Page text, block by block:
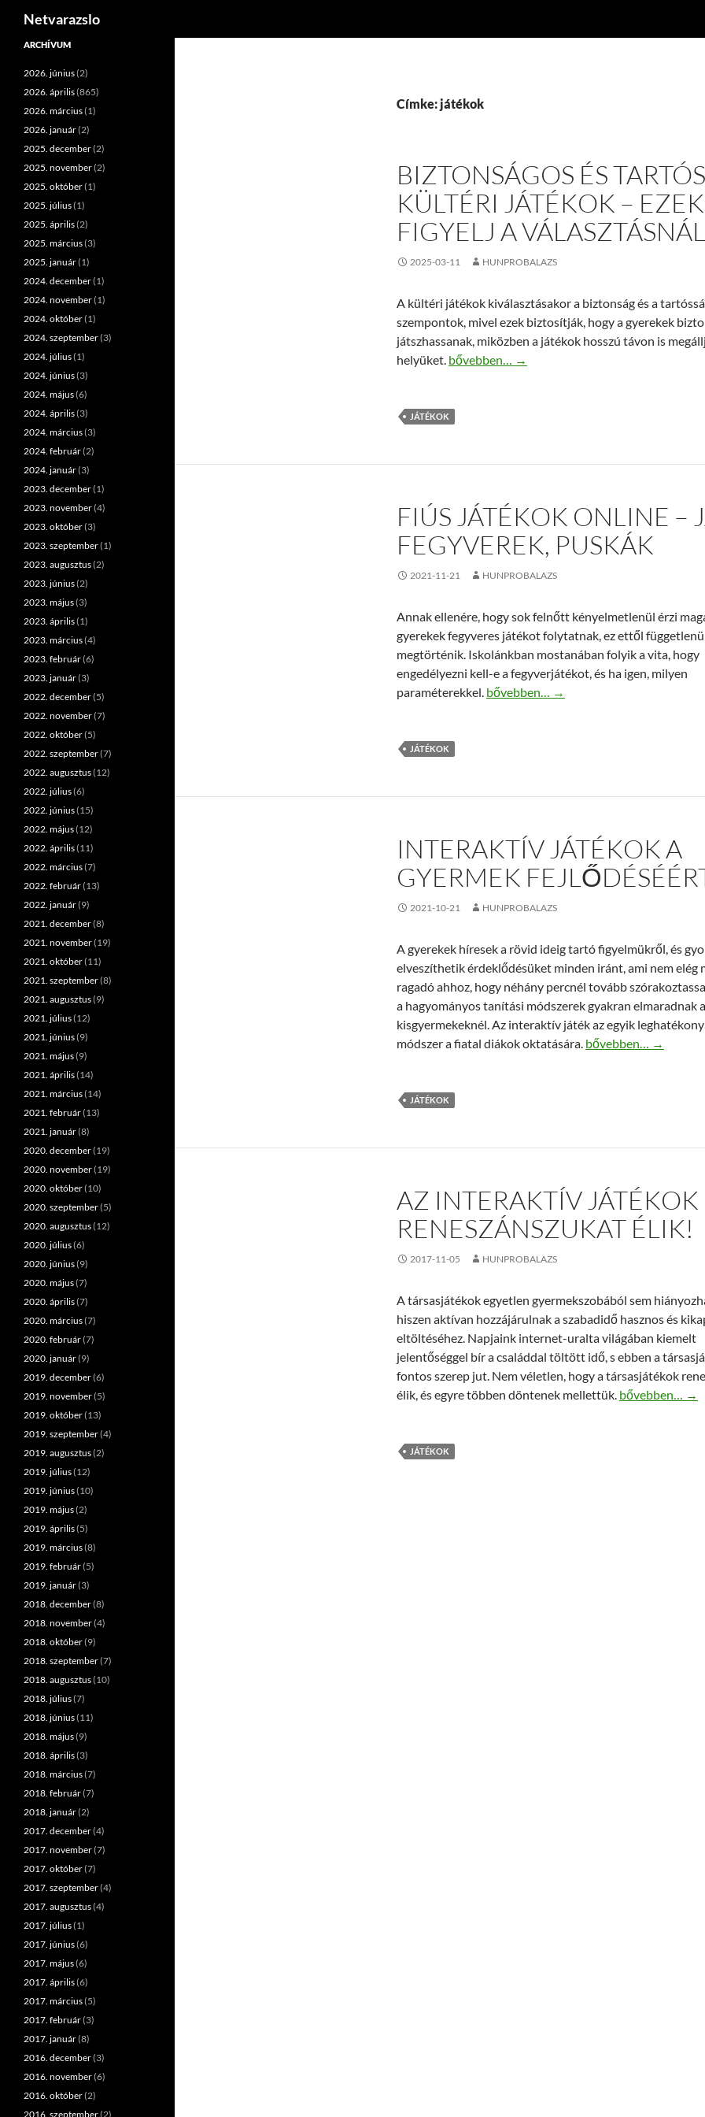
Kilépés
Netvarazslo
Címke: játékok
BIZTONSÁGOS ÉS TARTÓS
KÜLTÉRI JÁTÉKOK –
FIGYELJ A
2025-03-11 HUNPROBALAZS
A kültéri játékok kiválasztásakor a biztonság és a
szempontok, mivel ezek biztosítják, hogy a gyerekek
játszhassanak, miközben a játékok hosszú távon is
helyüket. Biztonságos és tartós kültéri játékok – Ezekre
bővebben… →
JÁTÉKOK
FIÚS JÁTÉKOK ONLINE –
FEGYVEREK, PUSKÁK
2021-11-21 HUNPROBALAZS
Annak ellenére, hogy sok felnőtt kényelmetlenül érzi
gyerekek fegyveres játékot folytatnak, ez ettől
megtörténik. Iskolánkban mostanában folyik a vita, hogy
engedélyezni kell-e a fegyverjátékot, és ha igen, milyen
paraméterekkel. Fiús játékok online – játék fegyverek,
bővebben… →
JÁTÉKOK
INTERAKTÍV JÁTÉKOK A
GYERMEK
2021-10-21 HUNPROBALAZS
A gyerekek híresek a rövid ideig tartó figyelmükről, és
elveszíthetik érdeklődésüket minden iránt, ami nem elég
ragadó ahhoz, hogy néhány percnél tovább
a hagyományos tanítási módszerek gyakran elmaradnak a
kisgyermekeknél. Az interaktív játék az egyik
módszer a fiatal diákok oktatására. Interaktív játékok a
bővebben… →
JÁTÉKOK
AZ INTERAKTÍV JÁTÉKOK
RENESZÁNSZUKAT ÉLIK!
2017-11-05 HUNPROBALAZS
A társasjátékok egyetlen gyermekszobából sem
hiszen aktívan hozzájárulnak a szabadidő hasznos és
eltöltéséhez. Napjaink internet-uralta világában kiemelt
jelentőséggel bír a családdal töltött idő, s ebben a
fontos szerep jut. Nem véletlen, hogy a társasjátékok
élik, és egyre többen döntenek mellettük. Az interaktív
bővebben… →
JÁTÉKOK
ARCHÍVUM
2026. június(2)
2026. április(865)
2026. március(1)
2026. január(2)
2025. december(2)
2025. november(2)
2025. október(1)
2025. július(1)
2025. április(2)
2025. március(3)
2025. január(1)
2024. december(1)
2024. november(1)
2024. október(1)
2024. szeptember(3)
2024. július(1)
2024. június(3)
2024. május(6)
2024. április(3)
2024. március(3)
2024. február(2)
2024. január(3)
2023. december(1)
2023. november(4)
2023. október(3)
2023. szeptember(1)
2023. augusztus(2)
2023. június(2)
2023. május(3)
2023. április(1)
2023. március(4)
2023. február(6)
2023. január(3)
2022. december(5)
2022. november(7)
2022. október(5)
2022. szeptember(7)
2022. augusztus(12)
2022. július(6)
2022. június(15)
2022. május(12)
2022. április(11)
2022. március(7)
2022. február(13)
2022. január(9)
2021. december(8)
2021. november(19)
2021. október(11)
2021. szeptember(8)
2021. augusztus(9)
2021. július(12)
2021. június(9)
2021. május(9)
2021. április(14)
2021. március(14)
2021. február(13)
2021. január(8)
2020. december(19)
2020. november(19)
2020. október(10)
2020. szeptember(5)
2020. augusztus(12)
2020. július(6)
2020. június(9)
2020. május(7)
2020. április(7)
2020. március(7)
2020. február(7)
2020. január(9)
2019. december(6)
2019. november(5)
2019. október(13)
2019. szeptember(4)
2019. augusztus(2)
2019. július(12)
2019. június(10)
2019. május(2)
2019. április(5)
2019. március(8)
2019. február(5)
2019. január(3)
2018. december(8)
2018. november(4)
2018. október(9)
2018. szeptember(7)
2018. augusztus(10)
2018. július(7)
2018. június(11)
2018. május(9)
2018. április(3)
2018. március(7)
2018. február(7)
2018. január(2)
2017. december(4)
2017. november(7)
2017. október(7)
2017. szeptember(4)
2017. augusztus(4)
2017. július(1)
2017. június(6)
2017. május(6)
2017. április(6)
2017. március(5)
2017. február(3)
2017. január(8)
2016. december(3)
2016. november(6)
2016. október(2)
2016. szeptember(2)